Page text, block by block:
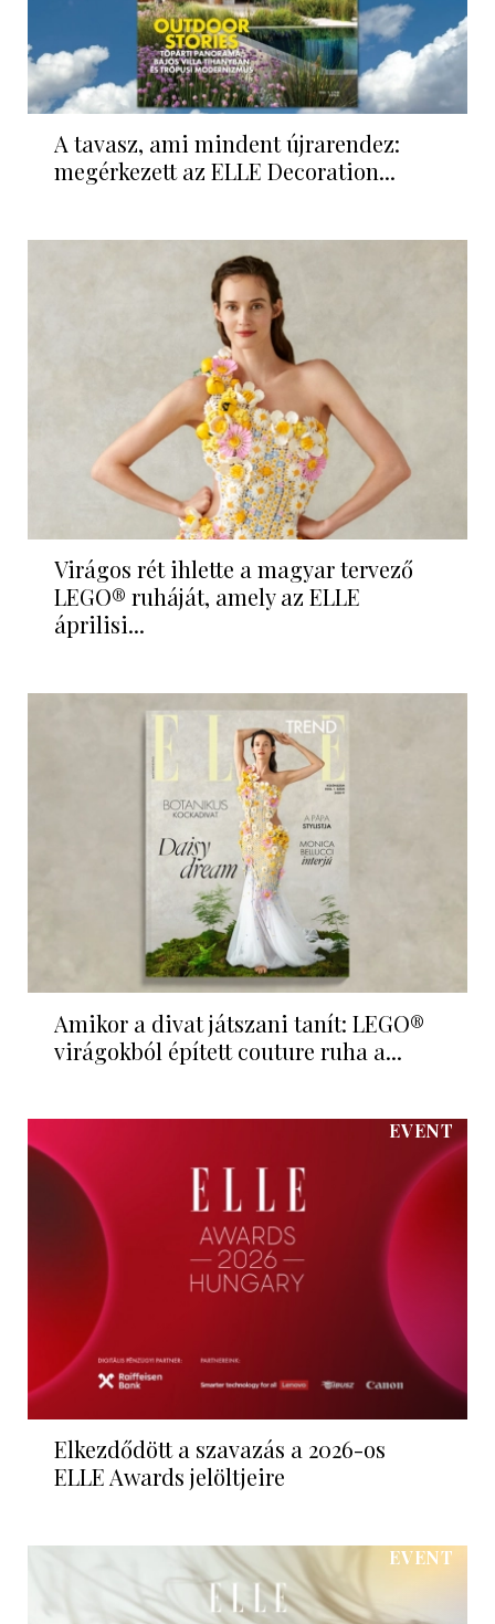
A tavasz, ami mindent újrarendez:
megérkezett az ELLE Decoration...
Virágos rét ihlette a magyar tervező
LEGO® ruháját, amely az ELLE
áprilisi...
Amikor a divat játszani tanít: LEGO®
virágokból épített couture ruha a...
EVENT
Elkezdődött a szavazás a 2026-os
ELLE Awards jelöltjeire
EVENT